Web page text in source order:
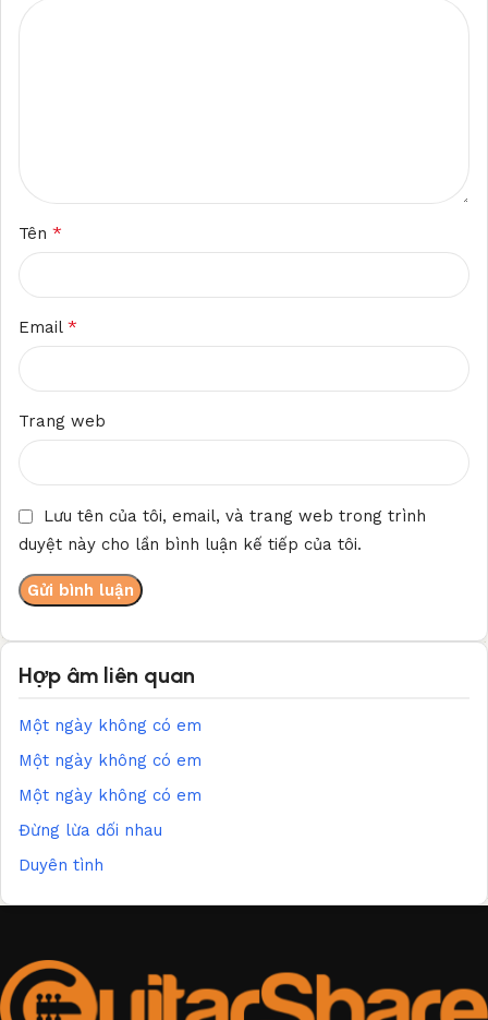
Tên *
Email *
Trang web
Lưu tên của tôi, email, và trang web trong trình
duyệt này cho lần bình luận kế tiếp của tôi.
Hợp âm liên quan
Một ngày không có em
Một ngày không có em
Một ngày không có em
Đừng lừa dối nhau
Duyên tình